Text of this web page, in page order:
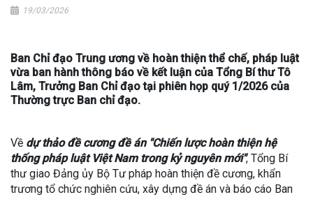
19/03/2026
Ban Chỉ đạo Trung ương về hoàn thiện thể chế, pháp luật
vừa ban hành thông báo về kết luận của Tổng Bí thư Tô
Lâm, Trưởng Ban Chỉ đạo tại phiên họp quý 1/2026 của
Thường trực Ban chỉ đạo.
Về dự thảo đề cương đề án "Chiến lược hoàn thiện hệ
thống pháp luật Việt Nam trong kỷ nguyên mới", Tổng Bí
thư giao Đảng ủy Bộ Tư pháp hoàn thiện đề cương, khẩn
trương tổ chức nghiên cứu, xây dựng đề án và báo cáo Ban